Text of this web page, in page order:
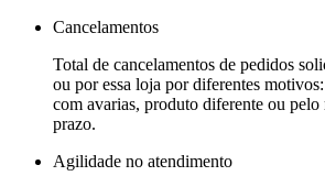
Cancelamentos
Total de cancelamentos de pedidos
ou por essa loja por diferentes
com avarias, produto diferente ou
prazo.
Agilidade no atendimento